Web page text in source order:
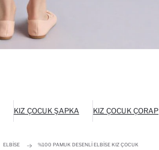
KIZ ÇOCUK ŞAPKA KIZ ÇOCUK ÇORAP
ELBISE %100 PAMUK DESENLI ELBISE KIZ ÇOCUK